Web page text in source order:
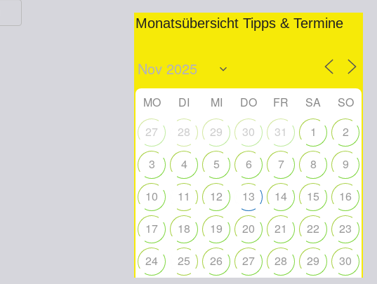
Monatsübersicht Tipps & Termine
MO DI MI DO FR SA
SO
27
28 29 30 31 1
2
3
4 5 6 7 8
9
10
11 12 13 14 15
16
17
18 19 20 21 22
23
24
25 26 27 28 29 30